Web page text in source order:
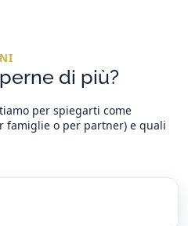
di più?
per spiegarti come
famiglie o per partner) e quali